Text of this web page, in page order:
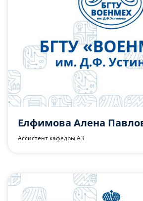
Елфимова Алена
Ассистент кафедры А3